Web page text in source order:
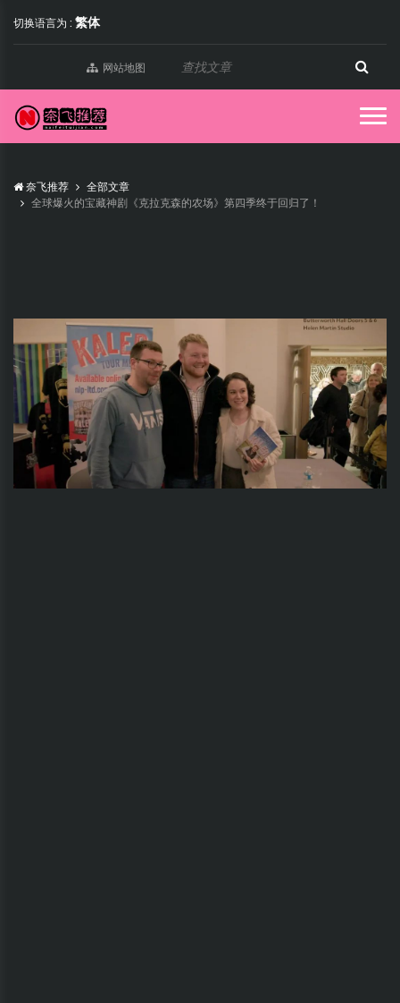
切换语言为 : 繁体
网站地图
奈飞推荐
全部文章
全球爆火的宝藏神剧《克拉克森的农场》第四季终于回归了！